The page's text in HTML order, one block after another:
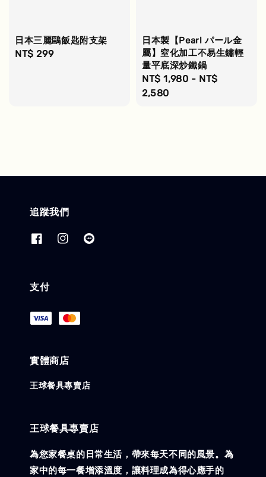
日本三麗鷗飯匙附支架
Regular
NT$ 299
日本製【Pearl パール金
屬】窒化加工不易生鏽輕
量平底深炒鐵鍋
Regular
price
NT$ 1,980 - NT$
2,580
追蹤我們
支付
實體商店
王球餐具專賣店
王球餐具專賣店
為您家餐桌的日常生活，帶來每天不同的風景。為
家中的每一餐增添溫度，讓料理成為得心應手的